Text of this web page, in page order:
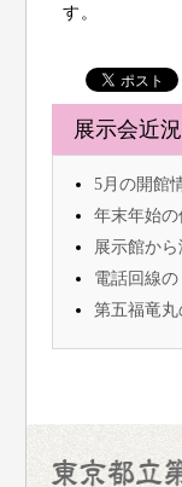
す。
展示会近況
5月の開館
年末年始の
展示館か
電話回線
第五福竜